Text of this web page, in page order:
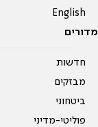
English
מדורים
חדשות
מבזקים
ביטחוני
פוליטי-מדיני